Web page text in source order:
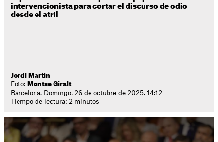
intervencionista para cortar el discurso de odio
desde el atril
Jordi Martín
Foto: Montse Giralt
Barcelona. Domingo, 26 de octubre de 2025. 14:12
Tiempo de lectura: 2 minutos